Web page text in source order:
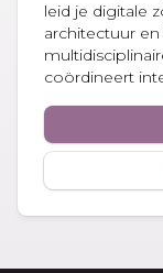
leid je digitale
architectuur
coördineert